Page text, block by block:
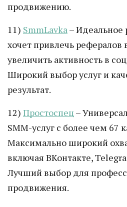
продвижению.
11) SmmLavka– Идеальное
хочет привлечь
увеличить активность в
Широкий выбор услуг и
результат.
12) Простоспец–
SMM-услуг с более чем 67
Максимально широкий
включая ВКонтакте,
Лучший выбор для
продвижения.